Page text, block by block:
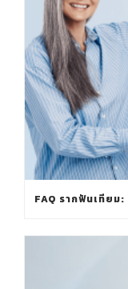
FAQ รากฟันเทียม